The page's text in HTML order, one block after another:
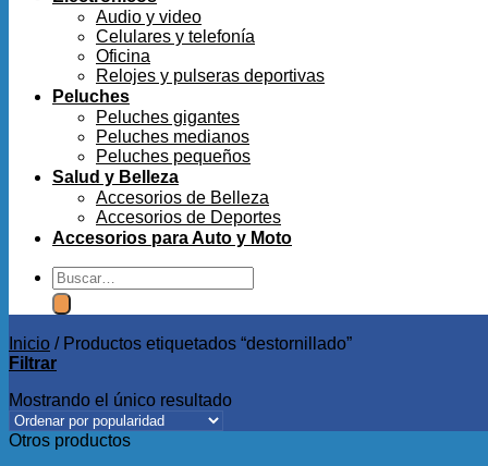
Audio y video
Celulares y telefonía
Oficina
Relojes y pulseras deportivas
Peluches
Peluches gigantes
Peluches medianos
Peluches pequeños
Salud y Belleza
Accesorios de Belleza
Accesorios de Deportes
Accesorios para Auto y Moto
Buscar
por:
Inicio /Productos etiquetados “destornillado”
Filtrar
Mostrando el único resultado
Otros productos